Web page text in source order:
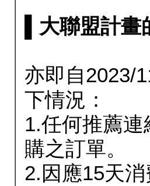
▌大聯盟計
亦即自2023/
下情況：
1.任何推薦
購之訂單。
2.因應15天